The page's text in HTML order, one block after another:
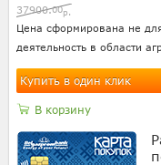
37900.00р.
Цена сформирована не
деятельность в области
Купить в один клик
В корзину